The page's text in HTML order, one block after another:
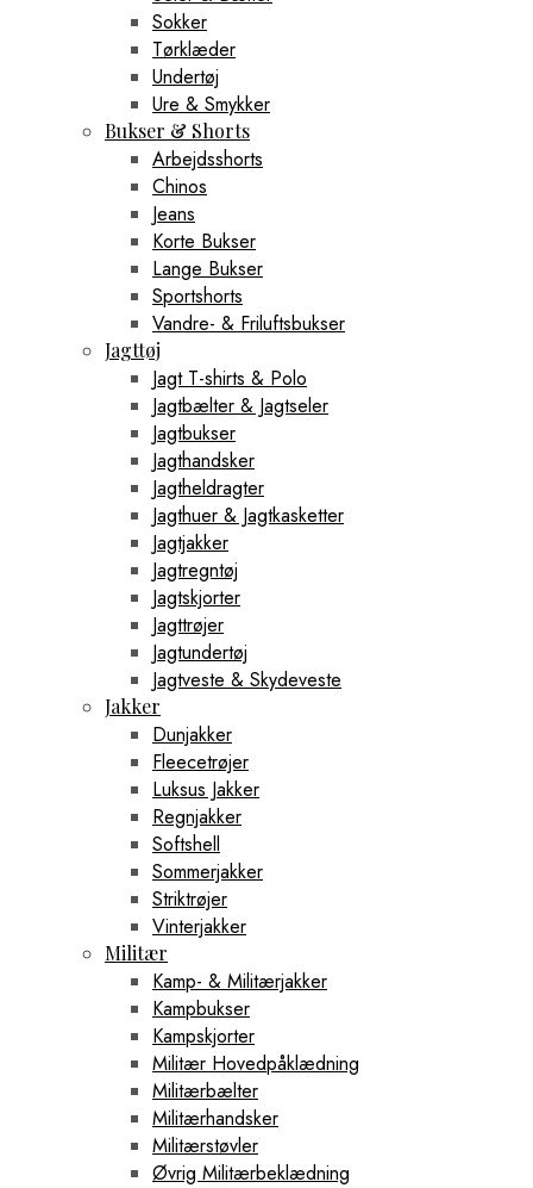
Sokker
Tørklæder
Undertøj
Ure & Smykker
Bukser & Shorts
Arbejdsshorts
Chinos
Jeans
Korte Bukser
Lange Bukser
Sportshorts
Vandre- & Friluftsbukser
Jagttøj
Jagt T-shirts & Polo
Jagtbælter & Jagtseler
Jagtbukser
Jagthandsker
Jagtheldragter
Jagthuer & Jagtkasketter
Jagtjakker
Jagtregntøj
Jagtskjorter
Jagttrøjer
Jagtundertøj
Jagtveste & Skydeveste
Jakker
Dunjakker
Fleecetrøjer
Luksus Jakker
Regnjakker
Softshell
Sommerjakker
Striktrøjer
Vinterjakker
Militær
Kamp- & Militærjakker
Kampbukser
Kampskjorter
Militær Hovedpåklædning
Militærbælter
Militærhandsker
Militærstøvler
Øvrig Militærbeklædning